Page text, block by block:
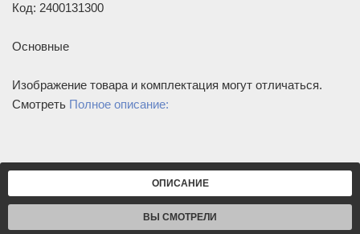
Код: 2400131300
Основные
Изображение товара и комплектация могут отличаться.
Смотреть Полное описание:
ОПИСАНИЕ
ВЫ СМОТРЕЛИ